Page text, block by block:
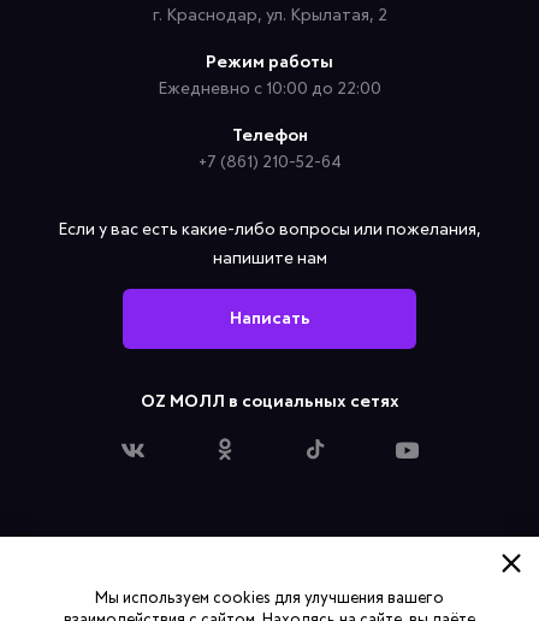
г. Краснодар, ул. Крылатая, 2
Режим работы
Ежедневно с 10:00 до 22:00
Телефон
+7 (861) 210-52-64
Если у вас есть какие-либо вопросы или пожелания,
напишите нам
Написать
OZ МОЛЛ в социальных сетях
Политика конфиденциальности
Мы используем cookies для улучшения вашего